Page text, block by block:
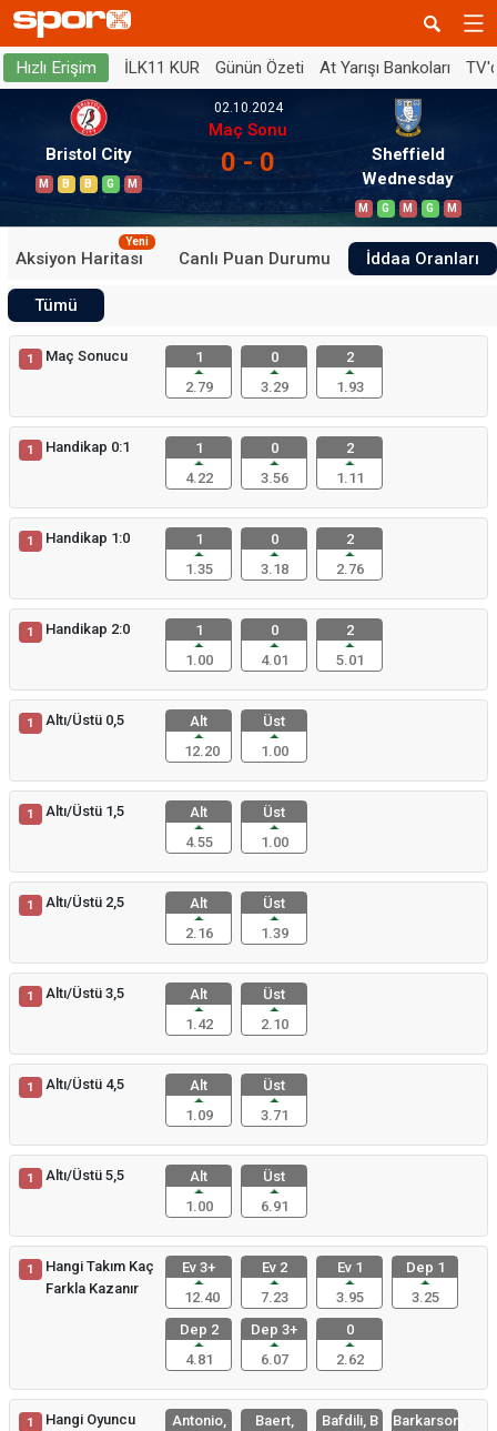
Hızlı Erişim İLK11 KUR Günün Özeti At Yarışı Bankoları
Bristol City
M B B G M
02.10.2024
Maç Sonu
0 - 0
Sheffield
Wednesday
M G M G M
Aksiyon Haritası
Yeni
Canlı Puan Durumu İddaa Oranları
Tümü
1 Maç Sonucu
1
2.79
0
3.29
2
1.93
1 Handikap 0:1
1
4.22
0
3.56
2
1.11
1 Handikap 1:0
1
1.35
0
3.18
2
2.76
1 Handikap 2:0
1
1.00
0
4.01
2
5.01
1 Altı/Üstü 0,5
Alt
12.20
Üst
1.00
1 Altı/Üstü 1,5
Alt
4.55
Üst
1.00
1 Altı/Üstü 2,5
Alt
2.16
Üst
1.39
1 Altı/Üstü 3,5
Alt
1.42
Üst
2.10
1 Altı/Üstü 4,5
Alt
1.09
Üst
3.71
1 Altı/Üstü 5,5
Alt
1.00
Üst
6.91
1
Hangi Takım Kaç
Farkla Kazanır
Ev 3+
12.40
Ev 2
7.23
Ev 1
3.95
Dep 1
3.25
Dep 2
4.81
Dep 3+
6.07
0
2.62
1
Hangi Oyuncu
Antonio,
Baert,
Bafdili, B
Barkarson,